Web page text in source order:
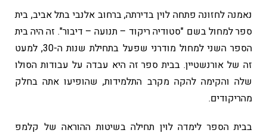
נאמנה לחזונה פתחה לוין בדירתה, ברחוב אלנבי בתל אביב, בית
ספר למחול בשם "סטודיה ריקוד – תנועה – דיבור". זה היה בית
הספר השני למחול מודרני שפעל בתחילת שנות ה-30, למעט
זה של אורנשטיין. בבית ספר זה היא עבדה על עבודות הסולו
שלה והקימה להקה מקרב התלמידות, שהופיעו אתה בחלק
מהריקודים.
בבית הספר לימדה לוין תחילה בשיטות ההוראה של קלמפ